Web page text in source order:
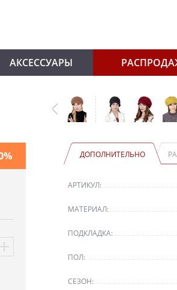
АКСЕССУАРЫ
ДОПОЛНИТЕЛЬНО
АРТИКУЛ:
МАТЕРИАЛ:
ПОДКЛАДКА:
ПОЛ:
СЕЗОН: